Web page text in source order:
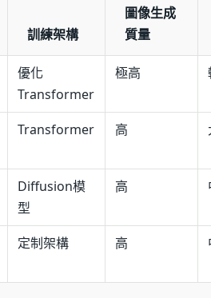
訓練架構
圖像生成
質量
優化
Transformer
極高
Transformer 高
Diffusion模
型
高
定制架構 高